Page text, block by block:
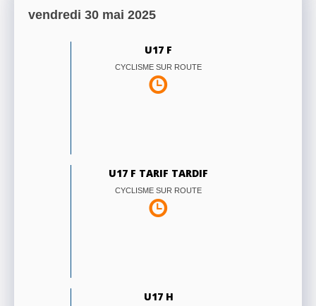
vendredi 30 mai 2025
U17 F
CYCLISME SUR ROUTE
U17 F TARIF TARDIF
CYCLISME SUR ROUTE
U17 H